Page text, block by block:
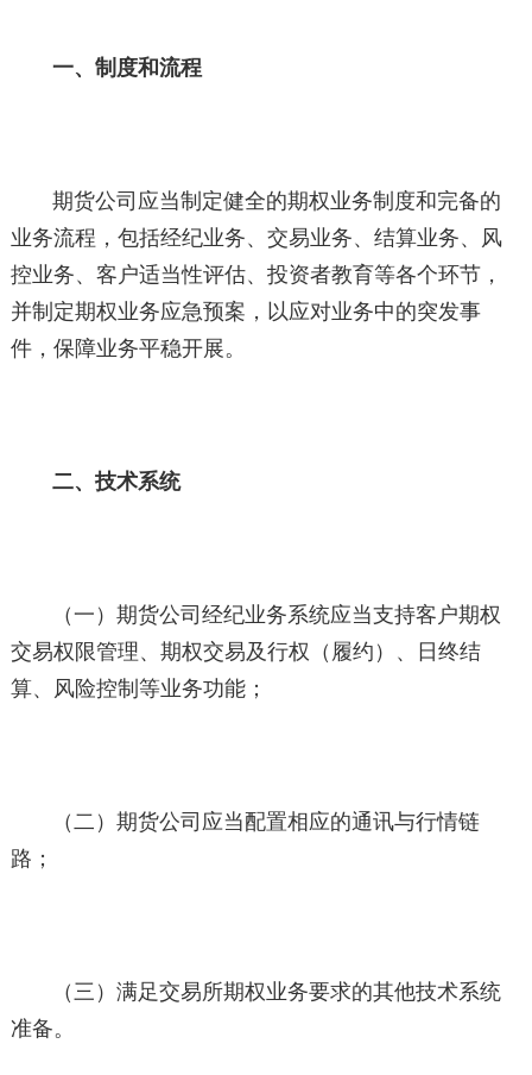
一、制度和流程
期货公司应当制定健全的期权业务制度和完备的
业务流程，包括经纪业务、交易业务、结算业务、风
控业务、客户适当性评估、投资者教育等各个环节，
并制定期权业务应急预案，以应对业务中的突发事
件，保障业务平稳开展。
二、技术系统
（一）期货公司经纪业务系统应当支持客户期权
交易权限管理、期权交易及行权（履约）、日终结
算、风险控制等业务功能；
（二）期货公司应当配置相应的通讯与行情链
路；
（三）满足交易所期权业务要求的其他技术系统
准备。